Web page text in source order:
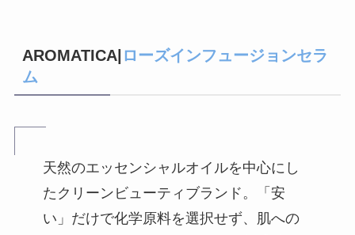
AROMATICA| ローズインフュージョンセラ
ム
天然のエッセンシャルオイルを中心にし
たクリーンビューティブランド。「安
い」だけで化学原料を選択せず、肌への